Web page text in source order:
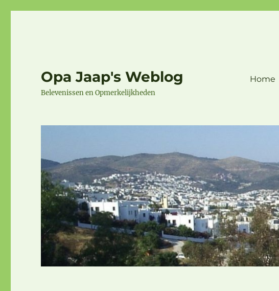
Opa Jaap's Weblog
Belevenissen en Opmerkelijkheden
Home